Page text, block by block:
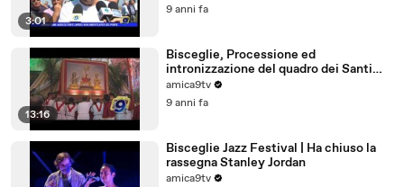
3:01
9 anni fa
13:16
Bisceglie, Processione ed
intronizzazione del quadro dei Santi
Martiri
amica9tv
9 anni fa
Bisceglie Jazz Festival | Ha chiuso la
rassegna Stanley Jordan
amica9tv